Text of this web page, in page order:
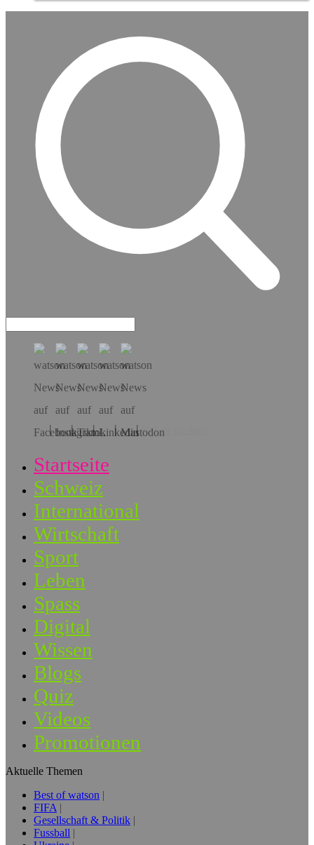
Hol dir die App!
Startseite
Schweiz
International
Wirtschaft
Sport
Leben
Spass
Digital
Wissen
Blogs
Quiz
Videos
Promotionen
Aktuelle Themen
Best of watson
FIFA
Gesellschaft & Politik
Fussball